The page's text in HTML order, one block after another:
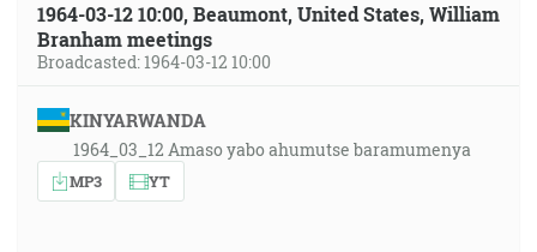
1964-03-12 10:00, Beaumont, United States, William
Branham meetings
Broadcasted: 1964-03-12 10:00
KINYARWANDA
1964_03_12 Amaso yabo ahumutse baramumenya
MP3 YT